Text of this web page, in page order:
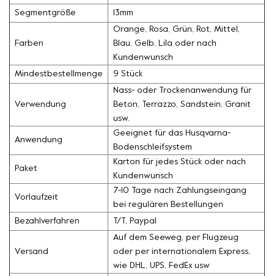
Segmentgröße 13mm
Farben
Orange, Rosa, Grün, Rot, Mittel,
Blau, Gelb, Lila oder nach
Kundenwunsch
Mindestbestellmenge 9 Stück
Verwendung
Nass- oder Trockenanwendung für
Beton, Terrazzo, Sandstein, Granit
usw.
Anwendung
Geeignet für das Husqvarna-
Bodenschleifsystem
Paket
Karton für jedes Stück oder nach
Kundenwunsch
Vorlaufzeit
7-10 Tage nach Zahlungseingang
bei regulären Bestellungen
Bezahlverfahren T/T, Paypal
Versand
Auf dem Seeweg, per Flugzeug
oder per internationalem Express,
wie DHL, UPS, FedEx usw